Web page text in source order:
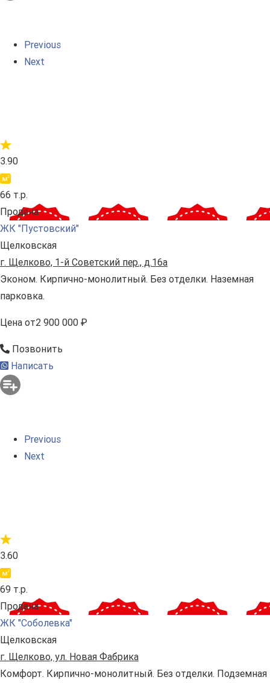
Previous
Next
3.90
66 т.р.
Продана
ЖК "Пустовский"
Щелковская
г. Щелково, 1-й Советский пер., д.16а
Эконом. Кирпично-монолитный. Без отделки. Наземная
парковка.
Цена от2 900 000 ₽
Позвонить
Написать
Previous
Next
3.60
69 т.р.
Продана
ЖК "Соболевка"
Щелковская
г. Щелково, ул. Новая Фабрика
Комфорт. Кирпично-монолитный. Без отделки. Подземная